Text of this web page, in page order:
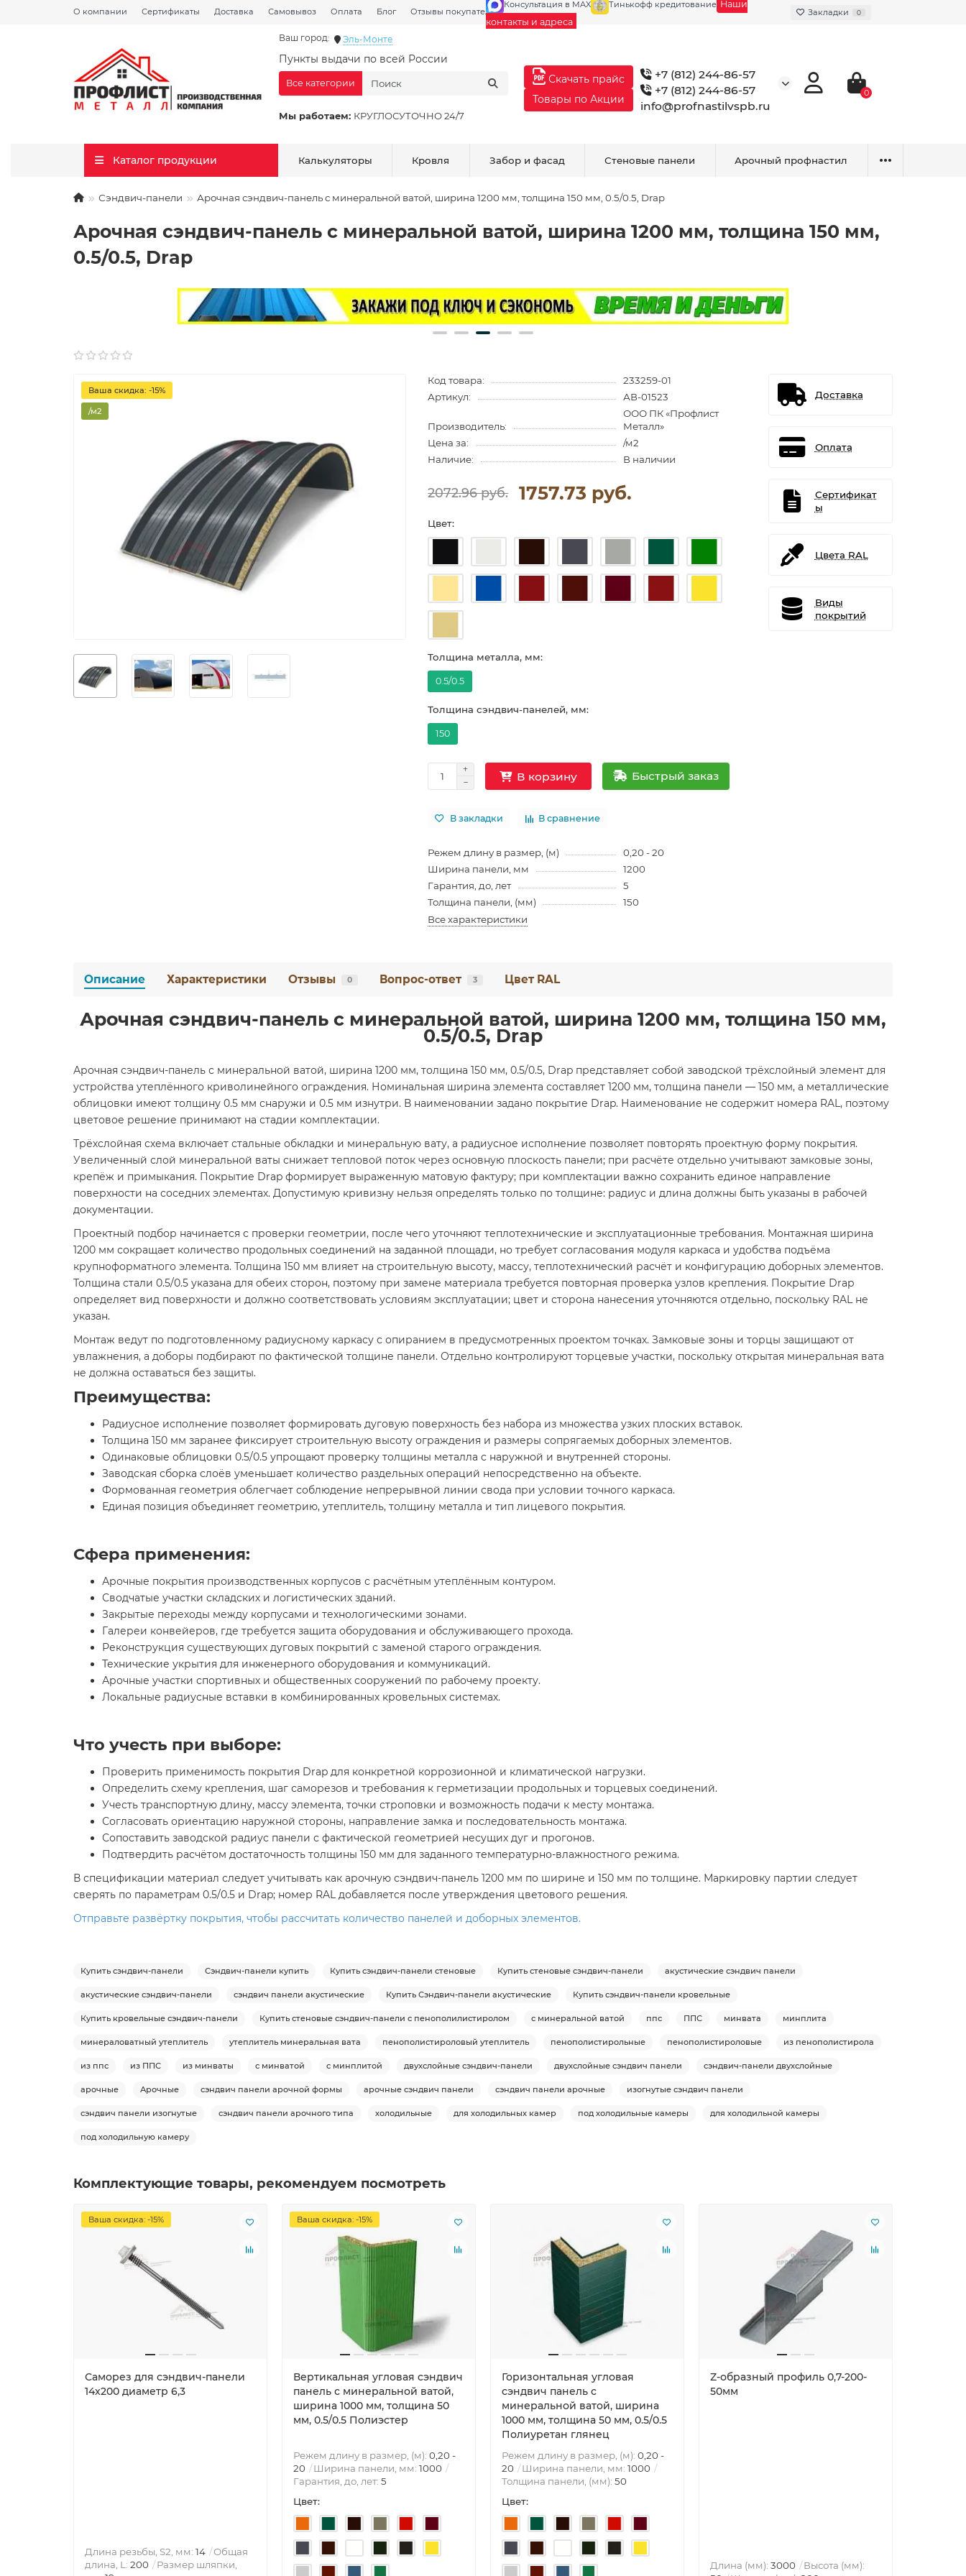
О компании Сертификаты Доставка Самовывоз Оплата Блог Отзывы покупателей Галерея
Консультация в MAX Тинькофф кредитование Наши
контакты и адреса
Закладки 0
Ваш город: Эль-Монте
Пункты выдачи по всей России
Мы работаем: КРУГЛОСУТОЧНО 24/7
Все категории
Скачать прайс
Товары по Акции
+7 (812) 244-86-57
+7 (812) 244-86-57
info@profnastilvspb.ru
0
Каталог продукции Калькуляторы Кровля Забор и фасад Стеновые панели Арочный профнастил
Сэндвич-панели Арочная сэндвич-панель с минеральной ватой, ширина 1200 мм, толщина 150 мм, 0.5/0.5, Drap
Арочная сэндвич-панель с минеральной ватой, ширина 1200 мм, толщина 150 мм,
0.5/0.5, Drap
Ваша скидка: -15%
/м2
Код товара:
233259-01
Артикул:
АВ-01523
Производитель:
ООО ПК «Профлист
Металл»
Цена за:
/м2
Наличие:
В наличии
2072.96 руб. 1757.73 руб.
Цвет:
Толщина металла, мм:
0.5/0.5
Толщина сэндвич-панелей, мм:
150
В корзину Быстрый заказ
В закладки В сравнение
Режем длину в размер, (м)
0,20 - 20
Ширина панели, мм
1200
Гарантия, до, лет
5
Толщина панели, (мм)
150
Все характеристики
Доставка
Оплата
Сертификат
ы
Цвета RAL
Виды
покрытий
Описание Характеристики Отзывы 0 Вопрос-ответ 3 Цвет RAL
Арочная сэндвич-панель с минеральной ватой, ширина 1200 мм, толщина 150 мм,
0.5/0.5, Drap
Арочная сэндвич-панель с минеральной ватой, ширина 1200 мм, толщина 150 мм, 0.5/0.5, Drap представляет собой заводской трёхслойный элемент для
устройства утеплённого криволинейного ограждения. Номинальная ширина элемента составляет 1200 мм, толщина панели — 150 мм, а металлические
облицовки имеют толщину 0.5 мм снаружи и 0.5 мм изнутри. В наименовании задано покрытие Drap. Наименование не содержит номера RAL, поэтому
цветовое решение принимают на стадии комплектации.
Трёхслойная схема включает стальные обкладки и минеральную вату, а радиусное исполнение позволяет повторять проектную форму покрытия.
Увеличенный слой минеральной ваты снижает тепловой поток через основную плоскость панели; при расчёте отдельно учитывают замковые зоны,
крепёж и примыкания. Покрытие Drap формирует выраженную матовую фактуру; при комплектации важно сохранить единое направление
поверхности на соседних элементах. Допустимую кривизну нельзя определять только по толщине: радиус и длина должны быть указаны в рабочей
документации.
Проектный подбор начинается с проверки геометрии, после чего уточняют теплотехнические и эксплуатационные требования. Монтажная ширина
1200 мм сокращает количество продольных соединений на заданной площади, но требует согласования модуля каркаса и удобства подъёма
крупноформатного элемента. Толщина 150 мм влияет на строительную высоту, массу, теплотехнический расчёт и конфигурацию доборных элементов.
Толщина стали 0.5/0.5 указана для обеих сторон, поэтому при замене материала требуется повторная проверка узлов крепления. Покрытие Drap
определяет вид поверхности и должно соответствовать условиям эксплуатации; цвет и сторона нанесения уточняются отдельно, поскольку RAL не
указан.
Монтаж ведут по подготовленному радиусному каркасу с опиранием в предусмотренных проектом точках. Замковые зоны и торцы защищают от
увлажнения, а доборы подбирают по фактической толщине панели. Отдельно контролируют торцевые участки, поскольку открытая минеральная вата
не должна оставаться без защиты.
Преимущества:
Радиусное исполнение позволяет формировать дуговую поверхность без набора из множества узких плоских вставок.
Толщина 150 мм заранее фиксирует строительную высоту ограждения и размеры сопрягаемых доборных элементов.
Одинаковые облицовки 0.5/0.5 упрощают проверку толщины металла с наружной и внутренней стороны.
Заводская сборка слоёв уменьшает количество раздельных операций непосредственно на объекте.
Формованная геометрия облегчает соблюдение непрерывной линии свода при условии точного каркаса.
Единая позиция объединяет геометрию, утеплитель, толщину металла и тип лицевого покрытия.
Сфера применения:
Арочные покрытия производственных корпусов с расчётным утеплённым контуром.
Сводчатые участки складских и логистических зданий.
Закрытые переходы между корпусами и технологическими зонами.
Галереи конвейеров, где требуется защита оборудования и обслуживающего прохода.
Реконструкция существующих дуговых покрытий с заменой старого ограждения.
Технические укрытия для инженерного оборудования и коммуникаций.
Арочные участки спортивных и общественных сооружений по рабочему проекту.
Локальные радиусные вставки в комбинированных кровельных системах.
Что учесть при выборе:
Проверить применимость покрытия Drap для конкретной коррозионной и климатической нагрузки.
Определить схему крепления, шаг саморезов и требования к герметизации продольных и торцевых соединений.
Учесть транспортную длину, массу элемента, точки строповки и возможность подачи к месту монтажа.
Согласовать ориентацию наружной стороны, направление замка и последовательность монтажа.
Сопоставить заводской радиус панели с фактической геометрией несущих дуг и прогонов.
Подтвердить расчётом достаточность толщины 150 мм для заданного температурно-влажностного режима.
В спецификации материал следует учитывать как арочную сэндвич-панель 1200 мм по ширине и 150 мм по толщине. Маркировку партии следует
сверять по параметрам 0.5/0.5 и Drap; номер RAL добавляется после утверждения цветового решения.
Отправьте развёртку покрытия, чтобы рассчитать количество панелей и доборных элементов.
Купить сэндвич-панели Сэндвич-панели купить Купить сэндвич-панели стеновые Купить стеновые сэндвич-панели акустические сэндвич панели
акустические сэндвич-панели сэндвич панели акустические Купить Сэндвич-панели акустические Купить сэндвич-панели кровельные
Купить кровельные сэндвич-панели Купить стеновые сэндвич-панели с пенополилистиролом с минеральной ватой ппс ППС минвата минплита
минераловатный утеплитель утеплитель минеральная вата пенополистироловый утеплитель пенополистирольные пенополистироловые из пенополистирола
из ппс из ППС из минваты с минватой с минплитой двухслойные сэндвич-панели двухслойные сэндвич панели сэндвич-панели двухслойные
арочные Арочные сэндвич панели арочной формы арочные сэндвич панели сэндвич панели арочные изогнутые сэндвич панели
сэндвич панели изогнутые сэндвич панели арочного типа холодильные для холодильных камер под холодильные камеры для холодильной камеры
под холодильную камеру
Комплектующие товары, рекомендуем посмотреть
Ваша скидка: -15%
Саморез для сэндвич-панели
14x200 диаметр 6,3
Длина резьбы, S2, мм: 14
Общая
длина, L: 200
Размер шляпки,
Ваша скидка: -15%
Вертикальная угловая сэндвич
панель с минеральной ватой,
ширина 1000 мм, толщина 50
мм, 0.5/0.5 Полиэстер
Режем длину в размер, (м): 0,20 -
20
Ширина панели, мм: 1000
Гарантия, до, лет: 5
Цвет:
Горизонтальная угловая
сэндвич панель с
минеральной ватой, ширина
1000 мм, толщина 50 мм, 0.5/0.5
Полиуретан глянец
Режем длину в размер, (м): 0,20 -
20
Ширина панели, мм: 1000
Толщина панели, (мм): 50
Цвет:
Z-образный профиль 0,7-200-
50мм
Длина (мм): 3000
Высота (мм):